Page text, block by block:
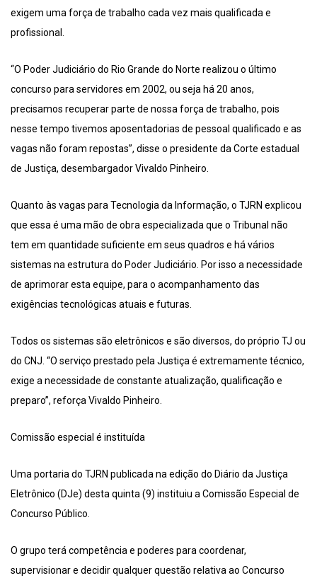
exigem uma força de trabalho cada vez mais qualificada e
profissional.
“O Poder Judiciário do Rio Grande do Norte realizou o último
concurso para servidores em 2002, ou seja há 20 anos,
precisamos recuperar parte de nossa força de trabalho, pois
nesse tempo tivemos aposentadorias de pessoal qualificado e as
vagas não foram repostas”, disse o presidente da Corte estadual
de Justiça, desembargador Vivaldo Pinheiro.
Quanto às vagas para Tecnologia da Informação, o TJRN explicou
que essa é uma mão de obra especializada que o Tribunal não
tem em quantidade suficiente em seus quadros e há vários
sistemas na estrutura do Poder Judiciário. Por isso a necessidade
de aprimorar esta equipe, para o acompanhamento das
exigências tecnológicas atuais e futuras.
Todos os sistemas são eletrônicos e são diversos, do próprio TJ ou
do CNJ. “O serviço prestado pela Justiça é extremamente técnico,
exige a necessidade de constante atualização, qualificação e
preparo”, reforça Vivaldo Pinheiro.
Comissão especial é instituída
Uma portaria do TJRN publicada na edição do Diário da Justiça
Eletrônico (DJe) desta quinta (9) instituiu a Comissão Especial de
Concurso Público.
O grupo terá competência e poderes para coordenar,
supervisionar e decidir qualquer questão relativa ao Concurso